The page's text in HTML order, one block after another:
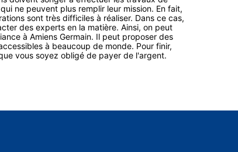
ne peuvent plus remplir leur mission. En fait,
sont très difficiles à réaliser. Dans ce cas,
des experts en la matière. Ainsi, on peut
à Amiens Germain. Il peut proposer des
à beaucoup de monde. Pour finir,
vous soyez obligé de payer de l'argent.